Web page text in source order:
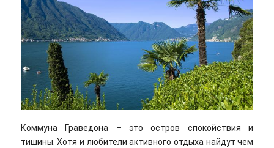
Коммуна Граведона – это остров спокойствия и
тишины. Хотя и любители активного отдыха найдут чем